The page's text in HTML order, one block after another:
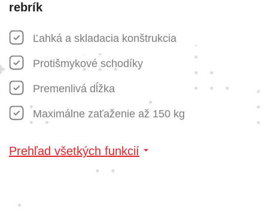
rebrík
Ľahká a skladacia konštrukcia
Protišmykové schodíky
Premenlivá dĺžka
Maximálne zaťaženie až 150 kg
Prehľad všetkých funkcií